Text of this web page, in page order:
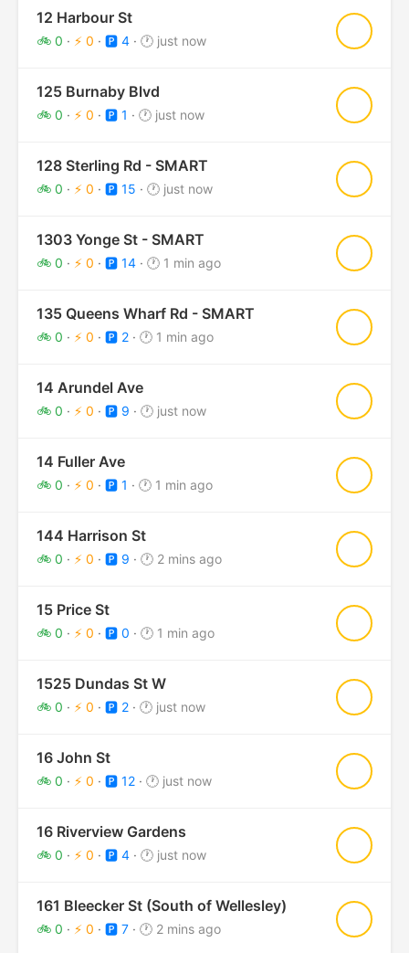
12 Harbour St
🚲 0 · ⚡ 0 · 🅿️ 4 · 🕐 just now
125 Burnaby Blvd
🚲 0 · ⚡ 0 · 🅿️ 1 · 🕐 just now
128 Sterling Rd - SMART
🚲 0 · ⚡ 0 · 🅿️ 15 · 🕐 just now
1303 Yonge St - SMART
🚲 0 · ⚡ 0 · 🅿️ 14 · 🕐 1 min ago
135 Queens Wharf Rd - SMART
🚲 0 · ⚡ 0 · 🅿️ 2 · 🕐 1 min ago
14 Arundel Ave
🚲 0 · ⚡ 0 · 🅿️ 9 · 🕐 just now
14 Fuller Ave
🚲 0 · ⚡ 0 · 🅿️ 1 · 🕐 1 min ago
144 Harrison St
🚲 0 · ⚡ 0 · 🅿️ 9 · 🕐 2 mins ago
15 Price St
🚲 0 · ⚡ 0 · 🅿️ 0 · 🕐 1 min ago
1525 Dundas St W
🚲 0 · ⚡ 0 · 🅿️ 2 · 🕐 just now
16 John St
🚲 0 · ⚡ 0 · 🅿️ 12 · 🕐 just now
16 Riverview Gardens
🚲 0 · ⚡ 0 · 🅿️ 4 · 🕐 just now
161 Bleecker St (South of Wellesley)
🚲 0 · ⚡ 0 · 🅿️ 7 · 🕐 2 mins ago